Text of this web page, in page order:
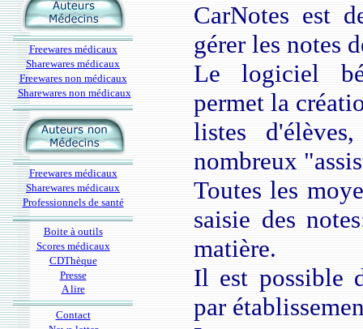
Freewares médicaux
Sharewares médicaux
Freewares non médicaux
Sharewares non médicaux
Freewares médicaux
Sharewares médicaux
Professionnels de santé
Boite à outils
Scores médicaux
CDThèque
Presse
A lire
Contact
CarNotes est
gérer les notes
Le logiciel
permet la
listes
nombreux
Toutes les
saisie des
matière.
Il est possible
par